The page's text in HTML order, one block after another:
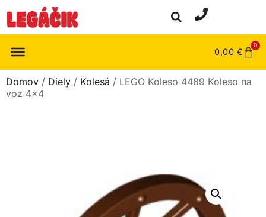
0,00 €
0
Domov / Diely / Kolesá / LEGO Koleso 4489 Koleso na
voz 4×4